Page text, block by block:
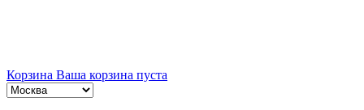
Корзина Ваша корзина пуста